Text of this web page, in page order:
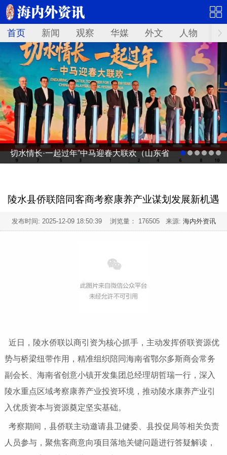
首页 新闻 观察 华媒 外文 人物 华
切水情长·一起过年”中马迎春大联欢（山东省
仪式
陵水县侨联陪同客商考察康养产业谋划发展新机遇
发布时间: 2025-12-09 18:50:39浏览量： 176505 来源: 海内外资讯
近日，陵水侨联以商引资为核心抓手，主动发挥侨联资源优
势与桥梁纽带作用，精准组织陪同海南省鄂尔多斯商会常务
副会长、海南省创意小镇开发集团总经理胡哲瑞一行，深入
陵水重点区域考察康养产业投资环境，推动陵水康养产业引
入优质资本与资源奠定坚实基础。
考察期间，县侨联主动邀请县卫健委、县投促局等相关负责
人员参与，聚焦客商意向项目落地关键问题进行答疑解读，